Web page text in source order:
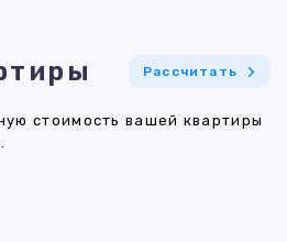
Рассчитать
стоимость вашей квартиры